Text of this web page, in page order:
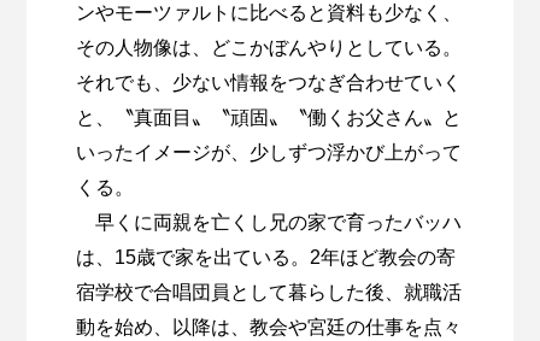
ンやモーツァルトに比べると資料も少なく、
その人物像は、どこかぼんやりとしている。
それでも、少ない情報をつなぎ合わせていく
と、〝真面目〟〝頑固〟〝働くお父さん〟と
いったイメージが、少しずつ浮かび上がって
くる。
早くに両親を亡くし兄の家で育ったバッハ
は、15歳で家を出ている。2年ほど教会の寄
宿学校で合唱団員として暮らした後、就職活
動を始め、以降は、教会や宮廷の仕事を点々